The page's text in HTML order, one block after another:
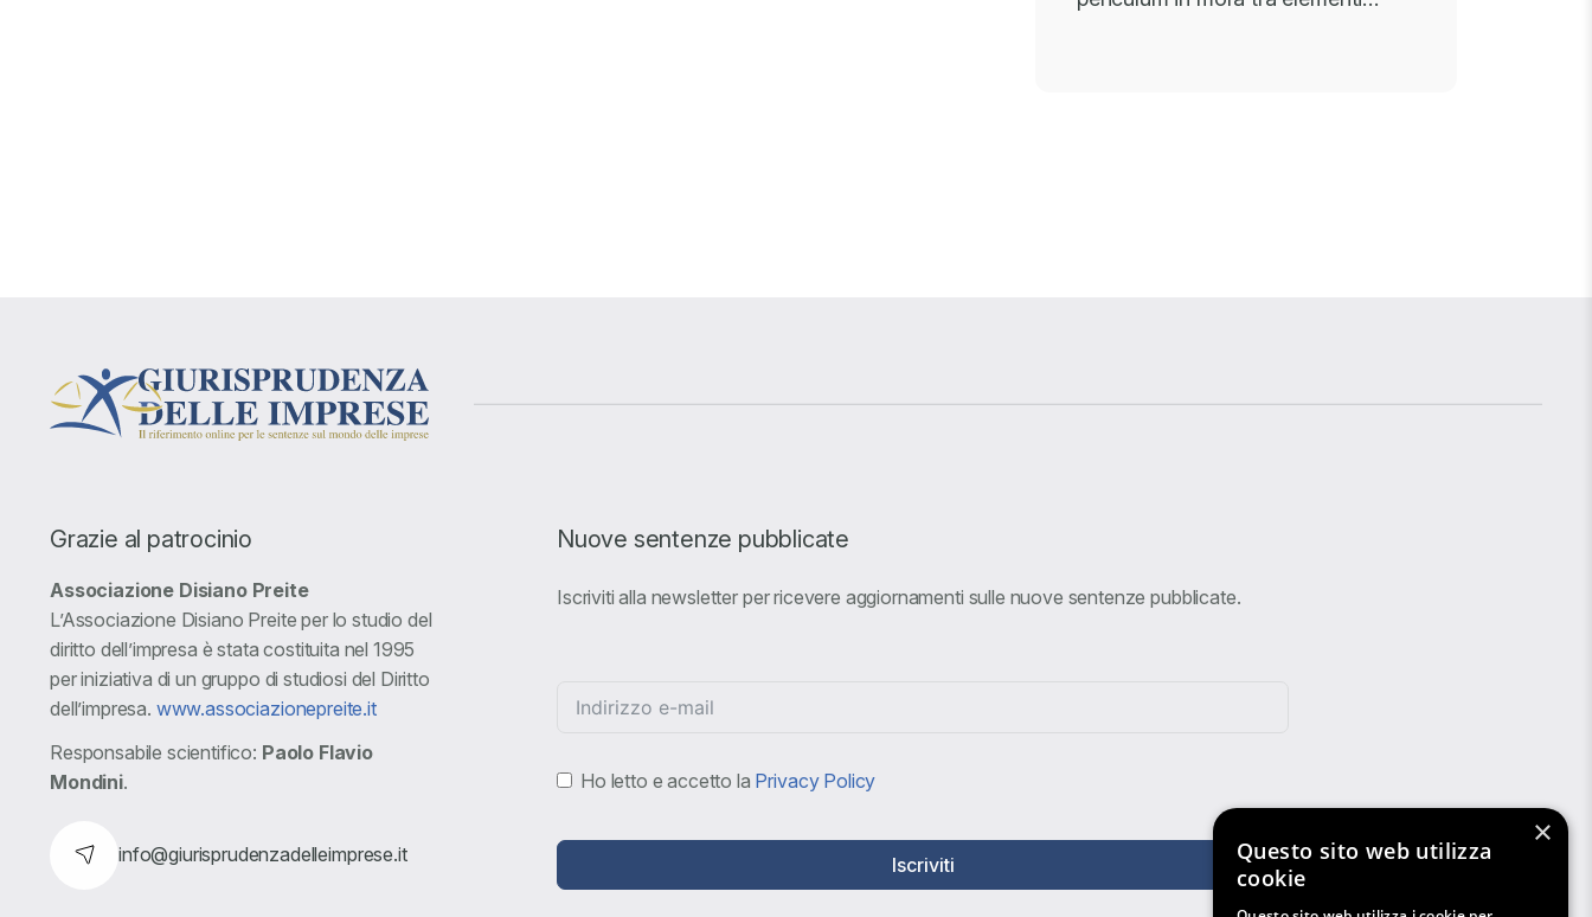
Grazie al patrocinio
Associazione Disiano Preite
L’Associazione Disiano Preite per lo studio del
diritto dell’impresa è stata costituita nel 1995
per iniziativa di un gruppo di studiosi del Diritto
dell’impresa. www.associazionepreite.it
Responsabile scientifico: Paolo Flavio
Mondini.
info@giurisprudenzadelleimprese.it
Nuove sentenze pubblicate
Iscriviti alla newsletter per ricevere aggiornamenti sulle nuove sentenze pubblicate.
Ho letto e accetto la Privacy Policy
Iscriviti
×
Questo sito web utilizza
cookie